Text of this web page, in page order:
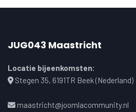
JUG043 Maastricht
Locatie bijeenkomsten:
Stegen 35, 6191TR Beek (Nederland)
maastricht@joomlacommunity.nl